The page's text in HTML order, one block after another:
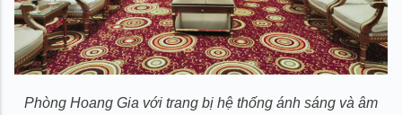
Phòng Hoang Gia với trang bị hệ thống ánh sáng và âm